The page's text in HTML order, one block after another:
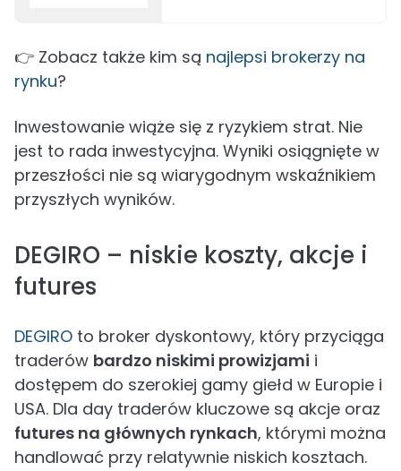
👉 Zobacz także kim są najlepsi brokerzy na
rynku?
Inwestowanie wiąże się z ryzykiem strat. Nie
jest to rada inwestycyjna. Wyniki osiągnięte w
przeszłości nie są wiarygodnym wskaźnikiem
przyszłych wyników.
DEGIRO – niskie koszty, akcje i
futures
DEGIRO to broker dyskontowy, który przyciąga
traderów bardzo niskimi prowizjami i
dostępem do szerokiej gamy giełd w Europie i
USA. Dla day traderów kluczowe są akcje oraz
futures na głównych rynkach, którymi można
handlować przy relatywnie niskich kosztach.